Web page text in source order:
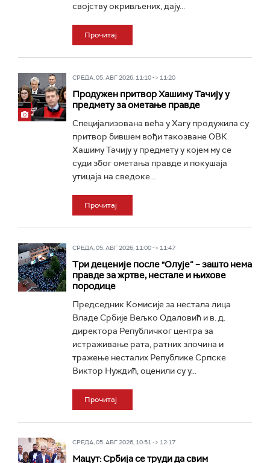
својству окривљених, дају...
Прочитај
СРЕДА, 05. АВГ 2026, 11:10 -> 11:20
Продужен притвор Хашиму Тачију у
предмету за ометање правде
Специјализована већа у Хагу продужила су
притвор бившем вођи такозване ОВК
Хашиму Тачију у предмету у којем му се
суди због ометања правде и покушаја
утицаја на сведоке...
Прочитај
СРЕДА, 05. АВГ 2026, 11:00 -> 11:47
Три деценије после "Олује“ – зашто нема
правде за жртве, нестале и њихове
породице
Председник Комисије за нестала лица
Владе Србије Вељко Одаловић и в. д.
директора Републичког центра за
истраживање рата, ратних злочина и
тражење несталих Републике Српске
Виктор Нуждић, оценили су у...
Прочитај
СРЕДА, 05. АВГ 2026, 10:51 -> 12:17
Мацут: Србија се труди да свим